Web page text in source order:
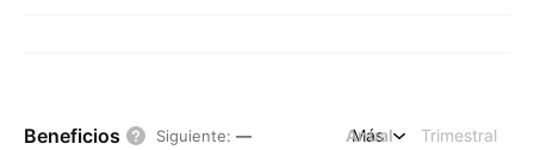
Beneficios Siguiente: — Anual Trimestral
Más